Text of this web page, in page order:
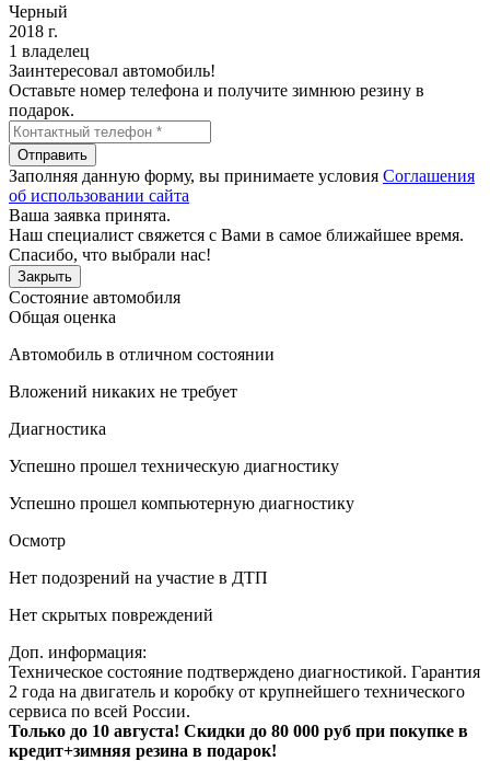
Черный
2018 г.
1 владелец
Заинтересовал автомобиль!
Оставьте номер телефона и получите зимнюю резину в
подарок.
Отправить
Заполняя данную форму, вы принимаете условия Соглашения
об использовании сайта
Ваша заявка принята.
Наш специалист свяжется с Вами в самое ближайшее время.
Спасибо, что выбрали нас!
Закрыть
Состояние автомобиля
Общая оценка
Автомобиль в отличном состоянии
Вложений никаких не требует
Диагностика
Успешно прошел техническую диагностику
Успешно прошел компьютерную диагностику
Осмотр
Нет подозрений на участие в ДТП
Нет скрытых повреждений
Доп. информация:
Техническое состояние подтверждено диагностикой. Гарантия
2 года на двигатель и коробку от крупнейшего технического
сервиса по всей России.
Только до 10 августа! Скидки до 80 000 руб при покупке в
кредит+зимняя резина в подарок!